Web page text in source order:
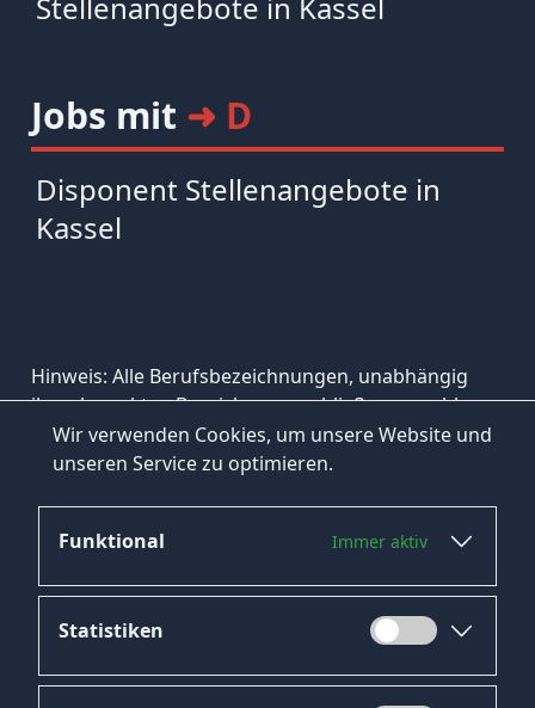
Wir verwenden Cookies, um unsere Website und
unseren Service zu optimieren.
Funktional Immer aktiv
Statistiken
Jobs mit ➜ D
Disponent Stellenangebote in
Kassel
Hinweis: Alle Berufsbezeichnungen, unabhängig
ihrer korrekten Bezeichnung, schließen sowohl
weibliche, männliche als auch diverse Personen mit
ein.